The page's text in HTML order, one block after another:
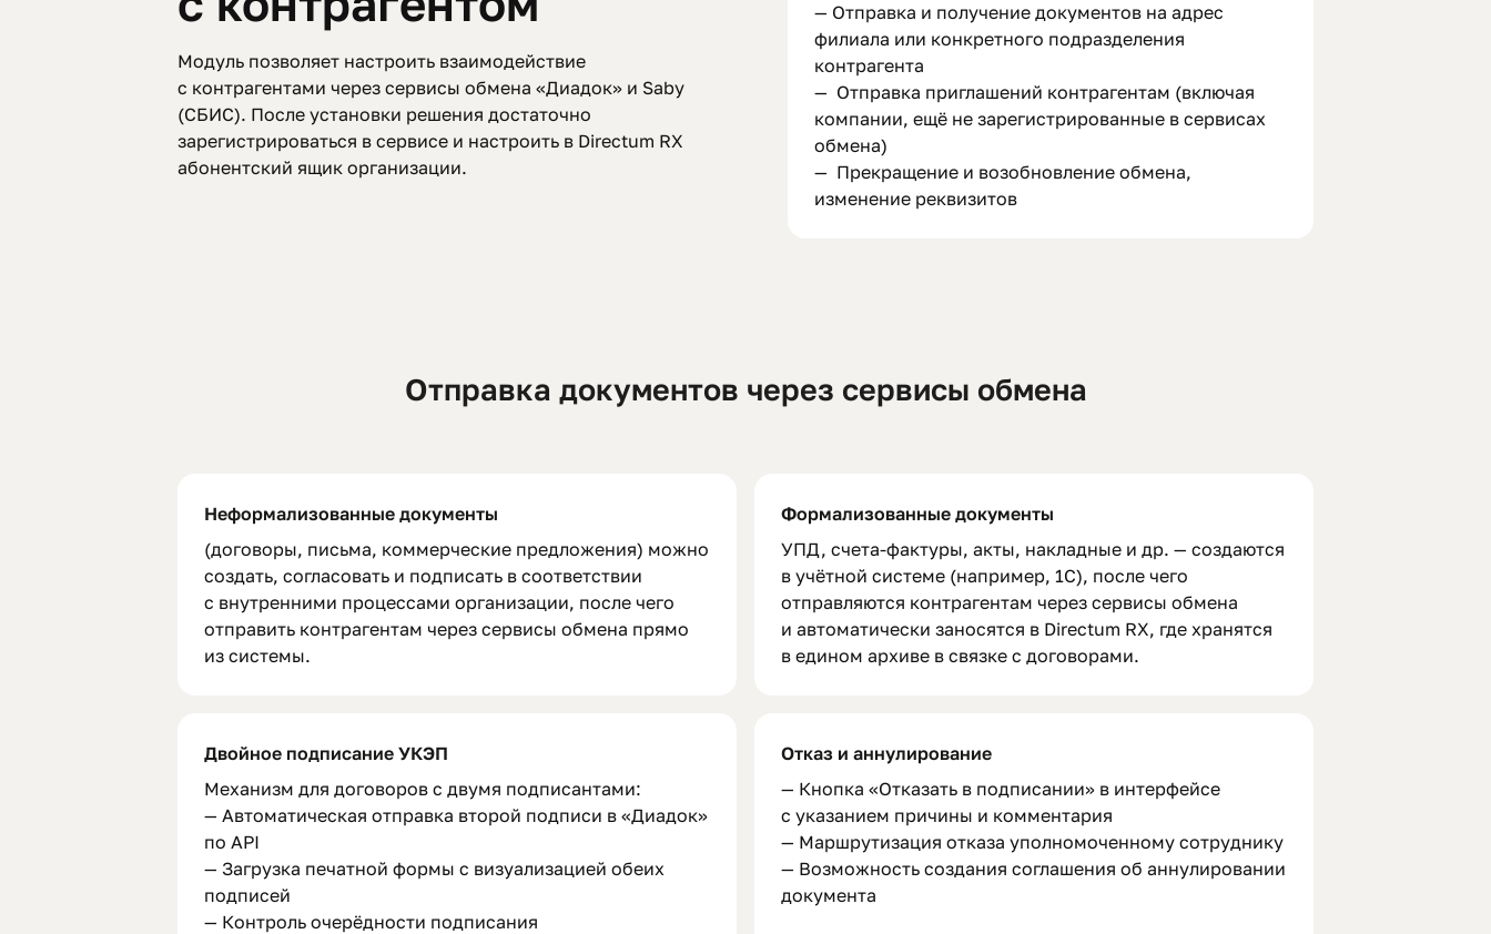
Модуль позволяет настроить взаимодействие
с контрагентами через сервисы обмена «Диадок» и Saby
(СБИС). После установки решения достаточно
зарегистрироваться в сервисе и настроить в Directum RX
абонентский ящик организации.
— Отправка и получение документов на адрес
филиала или конкретного подразделения
контрагента
— Отправка приглашений контрагентам (включая
компании, ещё не зарегистрированные в сервисах
обмена)
— Прекращение и возобновление обмена,
изменение реквизитов
Отправка документов через сервисы обмена
Неформализованные документы
(договоры, письма, коммерческие предложения) можно
создать, согласовать и подписать в соответствии
с внутренними процессами организации, после чего
отправить контрагентам через сервисы обмена прямо
из системы.
Формализованные документы
УПД, счета-фактуры, акты, накладные и др. — создаются
в учётной системе (например, 1С), после чего
отправляются контрагентам через сервисы обмена
и автоматически заносятся в Directum RX, где хранятся
в едином архиве в связке с договорами.
Двойное подписание УКЭП
Механизм для договоров с двумя подписантами:
— Автоматическая отправка второй подписи в «Диадок»
по API
— Загрузка печатной формы с визуализацией обеих
подписей
— Контроль очерёдности подписания
Отказ и аннулирование
— Кнопка «Отказать в подписании» в интерфейсе
с указанием причины и комментария
— Маршрутизация отказа уполномоченному сотруднику
— Возможность создания соглашения об аннулировании
документа